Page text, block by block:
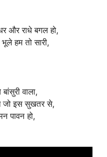
और राधे बगल हो,
भूले हम तो सारी,
वाला,
जो इस सुखतर से,
पावन हो,